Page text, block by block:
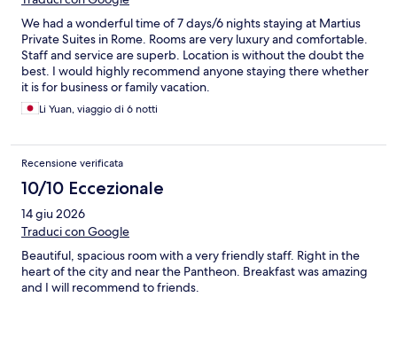
We had a wonderful time of 7 days/6 nights staying at Martius
Private Suites in Rome. Rooms are very luxury and comfortable.
Staff and service are superb. Location is without the doubt the
best. I would highly recommend anyone staying there whether
it is for business or family vacation.
Li Yuan, viaggio di 6 notti
Recensione verificata
10/10 Eccezionale
14 giu 2026
Traduci con Google
Beautiful, spacious room with a very friendly staff. Right in the
heart of the city and near the Pantheon. Breakfast was amazing
and I will recommend to friends.